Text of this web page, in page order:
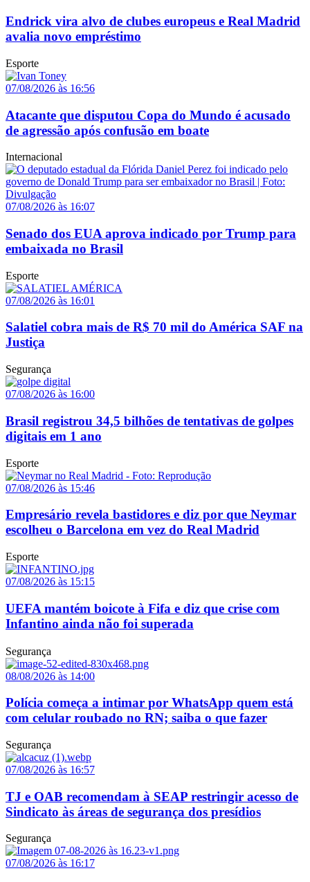
Endrick vira alvo de clubes europeus e Real Madrid
avalia novo empréstimo
Esporte
07/08/2026 às 16:56
Atacante que disputou Copa do Mundo é acusado
de agressão após confusão em boate
Internacional
07/08/2026 às 16:07
Senado dos EUA aprova indicado por Trump para
embaixada no Brasil
Esporte
07/08/2026 às 16:01
Salatiel cobra mais de R$ 70 mil do América SAF na
Justiça
Segurança
07/08/2026 às 16:00
Brasil registrou 34,5 bilhões de tentativas de golpes
digitais em 1 ano
Esporte
07/08/2026 às 15:46
Empresário revela bastidores e diz por que Neymar
escolheu o Barcelona em vez do Real Madrid
Esporte
07/08/2026 às 15:15
UEFA mantém boicote à Fifa e diz que crise com
Infantino ainda não foi superada
Segurança
08/08/2026 às 14:00
Polícia começa a intimar por WhatsApp quem está
com celular roubado no RN; saiba o que fazer
Segurança
07/08/2026 às 16:57
TJ e OAB recomendam à SEAP restringir acesso de
Sindicato às áreas de segurança dos presídios
Segurança
07/08/2026 às 16:17